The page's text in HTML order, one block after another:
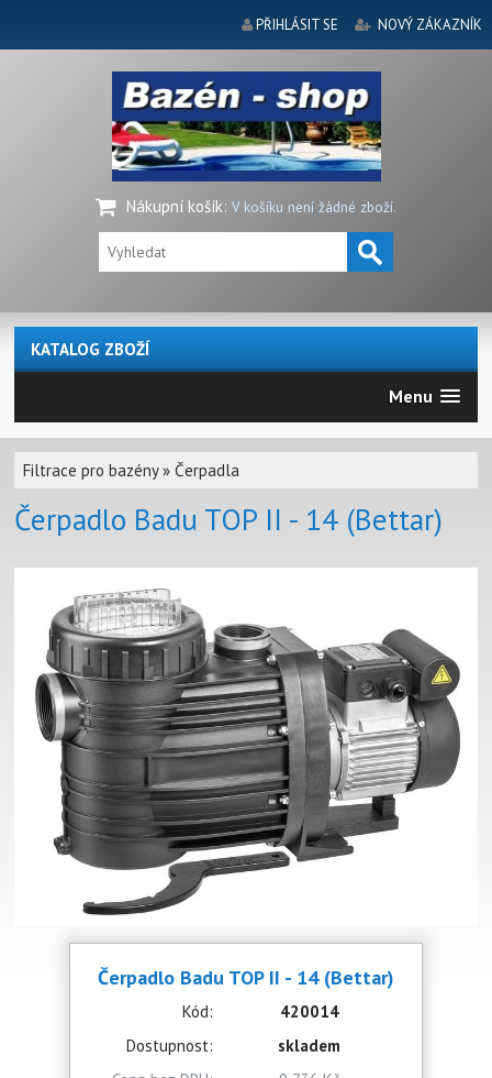
PŘIHLÁSIT SE NOVÝ ZÁKAZNÍK
Nákupní košík: V košíku není žádné zboží.
KATALOG ZBOŽÍ
Menu
Filtrace pro bazény»Čerpadla
Čerpadlo Badu TOP II - 14 (Bettar)
Čerpadlo Badu TOP II - 14 (Bettar)
Kód:
420014
Dostupnost:
skladem